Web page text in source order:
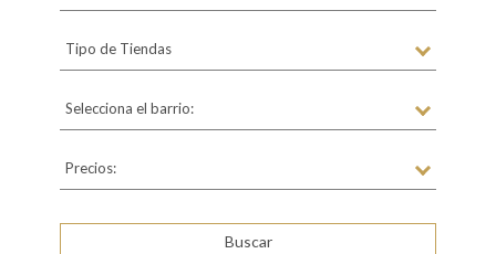
Tipo de Tiendas
Selecciona el barrio:
Precios: